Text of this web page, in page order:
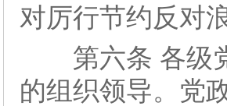
对厉行节约反对
第六条 各级党
的组织领导。党